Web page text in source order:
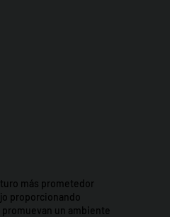
más prometedor
proporcionando
un ambiente